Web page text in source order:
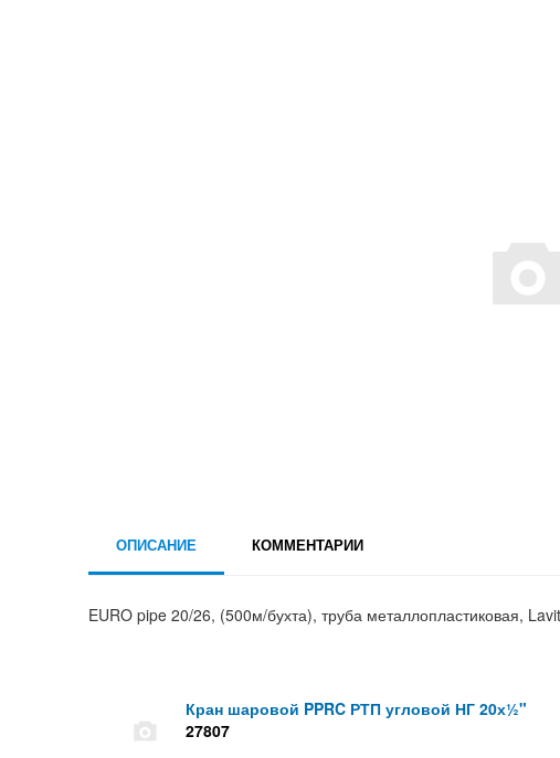
ОПИСАНИЕ КОММЕНТАРИИ
EURO pipe 20/26, (500м/бухта), труба металлопластиковая,
Кран шаровой PPRC РТП угловой НГ 20х½"
27807